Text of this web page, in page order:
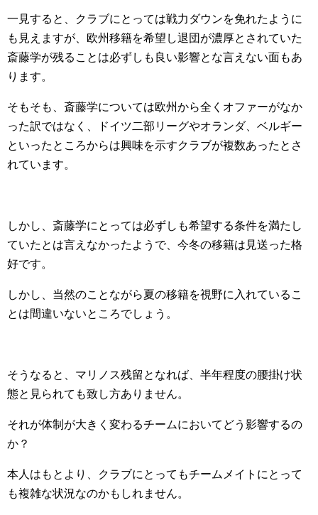
一見すると、クラブにとっては戦力ダウンを免れたように
も見えますが、欧州移籍を希望し退団が濃厚とされていた
斎藤学が残ることは必ずしも良い影響とな言えない面もあ
ります。
そもそも、斎藤学については欧州から全くオファーがなか
った訳ではなく、ドイツ二部リーグやオランダ、ベルギー
といったところからは興味を示すクラブが複数あったとさ
れています。
しかし、斎藤学にとっては必ずしも希望する条件を満たし
ていたとは言えなかったようで、今冬の移籍は見送った格
好です。
しかし、当然のことながら夏の移籍を視野に入れているこ
とは間違いないところでしょう。
そうなると、マリノス残留となれば、半年程度の腰掛け状
態と見られても致し方ありません。
それが体制が大きく変わるチームにおいてどう影響するの
か？
本人はもとより、クラブにとってもチームメイトにとって
も複雑な状況なのかもしれません。